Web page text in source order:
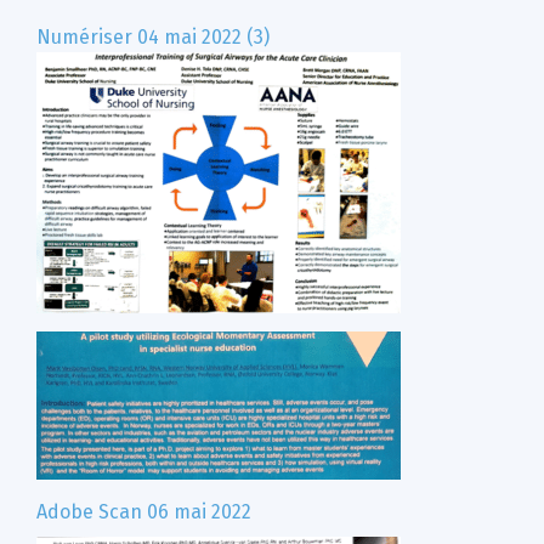
Numériser 04 mai 2022 (3)
Adobe Scan 06 mai 2022